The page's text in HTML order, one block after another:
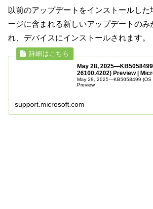
以前のアップデートをインストールした
ージに含まれる新しいアップデートのみ
れ、デバイスにインストールされます。
May 28,
26100.4202) Preview |
May 28, 2025—KB5058499 (OS
Preview
support.microsoft.com